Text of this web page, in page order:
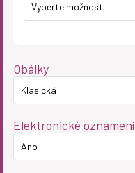
Vyberte možnost
Obálky
Klasická
Elektronické oznámení
Ano